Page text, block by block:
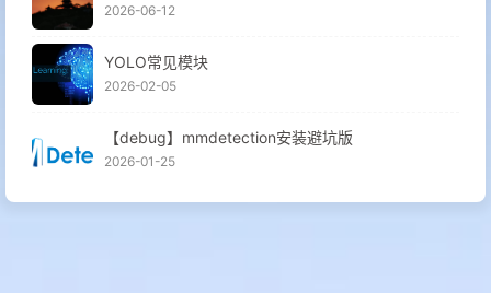
2026-06-12
YOLO常见模块
2026-02-05
【debug】mmdetection安装避坑版
2026-01-25